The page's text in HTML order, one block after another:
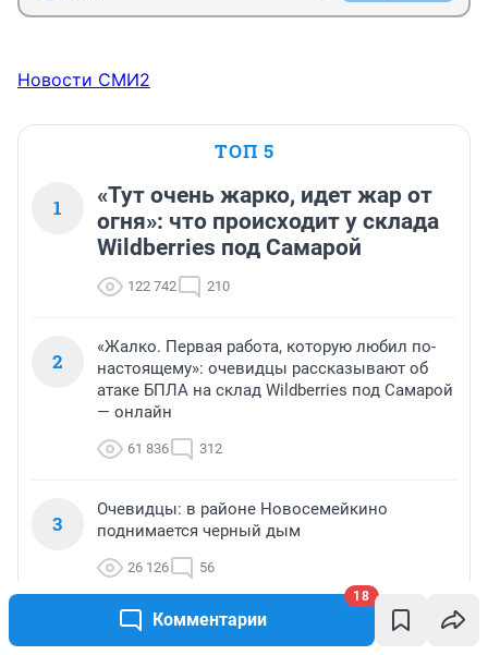
Комментарии
18
Новости СМИ2
ТОП 5
1
«Тут очень жарко, идет жар от
огня»: что происходит у склада
Wildberries под Самарой
122 742 210
2
«Жалко. Первая работа, которую любил по-
настоящему»: очевидцы рассказывают об
атаке БПЛА на склад Wildberries под Самарой
— онлайн
61 836 312
3
Очевидцы: в районе Новосемейкино
поднимается черный дым
26 126 56
4
В Самарской области эвакуировали склад
Wildberries